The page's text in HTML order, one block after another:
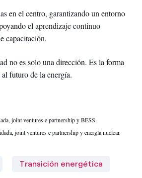
en el centro, garantizando un entorno
el aprendizaje continuo
capacitación.
no es solo una dirección. Es la forma
futuro de la energía.
joint ventures e partnership y BESS.
joint ventures e partnership y energía nuclear.
Transición energética